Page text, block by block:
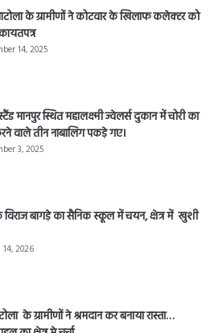
के ग्रामीणों ने कोटवार के खिलाफ कलेक्टर को
14, 2025
मानपुर स्थित महालक्ष्मी ज्वेलर्स दुकान में चोरी का
वाले तीन नाबालिग पकड़े गए।
3, 2025
विराज बागड़े का सैनिक स्कूल में चयन, क्षेत्र में खुशी
2026
के ग्रामीणों ने श्रमदान कर बनाया रास्ता…